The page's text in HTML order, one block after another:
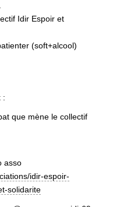
Idir Espoir et
(soft+alcool)
:
que mène le collectif
asso
idir-espoir-
solidarite